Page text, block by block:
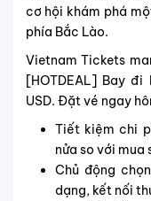
cơ hội khám phá
phía Bắc Lào.
Vietnam Tickets
[HOTDEAL] Bay
USD. Đặt vé ngay
Tiết kiệm chi
nửa so với mua
Chủ động
dạng, kết nối